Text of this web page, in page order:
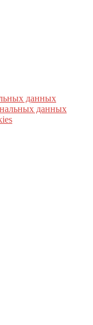
данных
данных